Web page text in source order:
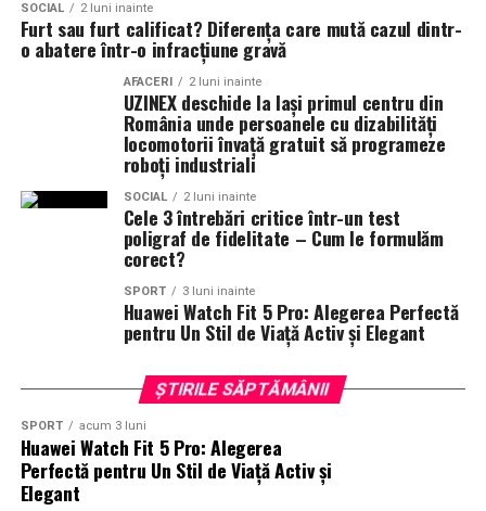
In casele modulare cu open-space, delimitarea holului se
face adesea printr-un dulap care serveste drept perete
despartitor. Acesta gazduieste hainele si incaltamintea,
iar spatele lui poate fi folosit ca perete pentru zona de
zi. Este o solutie care valorifica la maximum spatiul.
Solutii pentru intrari foarte mici
Pentru casele cu intrare foarte mica, solutiile sunt mai
limitate, dar nu imposibile. Un cuier de perete, o oglinda
subtire, o banca pliabila si un mic raft pentru chei pot
indeplini toate functiile de baza, chiar si pe o suprafata
Dulapurile verticale sunt solutia optima pentru spatii
mici. Ele ofera depozitare pentru incaltaminte, haine si
accesorii, fara a ocupa mult loc pe podea. Un dulap de 60
cm latime este suficient pentru o familie cu doi membri.
SOCIAL 2 luni inainte
Furt sau furt calificat? Diferența care mută cazul dintr-
o abatere într-o infracțiune gravă
AFACERI 2 luni inainte
UZINEX deschide la Iași primul centru din
România unde persoanele cu dizabilități
locomotorii învață gratuit să programeze
roboți industriali
SOCIAL 2 luni inainte
Cele 3 întrebări critice într-un test
poligraf de fidelitate – Cum le formulăm
corect?
SPORT 3 luni inainte
Huawei Watch Fit 5 Pro: Alegerea Perfectă
pentru Un Stil de Viață Activ și Elegant
ȘTIRILE SĂPTĂMÂNII
SPORT acum 3 luni
Huawei Watch Fit 5 Pro: Alegerea
Perfectă pentru Un Stil de Viață Activ și
Elegant